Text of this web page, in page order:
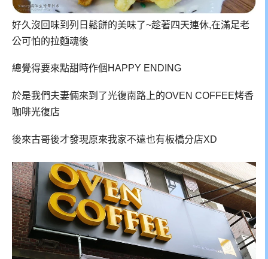
好久沒回味到列日鬆餅的美味了~趁著四天連休,在滿足老
公可怕的拉麵魂後
總覺得要來點甜時作個HAPPY ENDING
於是我們夫妻倆來到了光復南路上的OVEN COFFEE烤香
咖啡光復店
後來古哥後才發現原來我家不遠也有板橋分店XD